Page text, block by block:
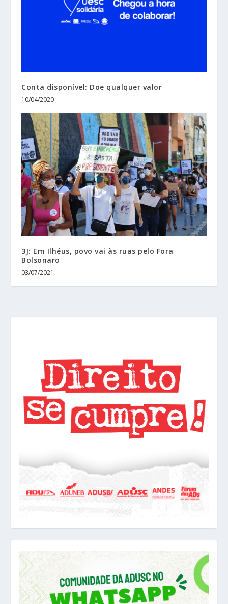
Conta disponível: Doe qualquer valor
10/04/2020
3J: Em Ilhéus, povo vai às ruas pelo Fora
Bolsonaro
03/07/2021